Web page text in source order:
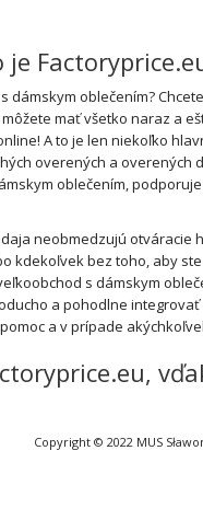
je
dámskym oblečením?
mať všetko naraz a
A to je len niekoľko
overených a
oblečením,
neobmedzujú otváracie
kdekoľvek bez toho, aby
s dámskym
a pohodlne
a v prípade
Copyright © 2022 MUS